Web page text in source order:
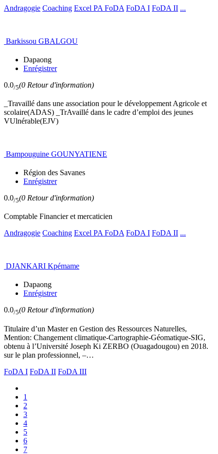
Andragogie Coaching Excel PA FoDA FoDA I FoDA II ...
Barkissou GBALGOU
Dapaong
Enrégistrer
0.0/5(0 Retour d'information)
_Travaillé dans une association pour le développement Agricole et
scolaire(ADAS) _TrAvaillé dans le cadre d’emploi des jeunes
VUlnérable(EJV)
Bampouguine GOUNYATIENE
Région des Savanes
Enrégistrer
0.0/5(0 Retour d'information)
Comptable Financier et mercaticien
Andragogie Coaching Excel PA FoDA FoDA I FoDA II ...
DJANKARI Kpémame
Dapaong
Enrégistrer
0.0/5(0 Retour d'information)
Titulaire d’un Master en Gestion des Ressources Naturelles,
Mention: Changement climatique-Cartographie-Géomatique-SIG,
obtenu à l’Université Joseph Ki ZERBO (Ouagadougou) en 2018.
sur le plan professionnel, –…
FoDA I FoDA II FoDA III
1
2
3
4
5
6
7